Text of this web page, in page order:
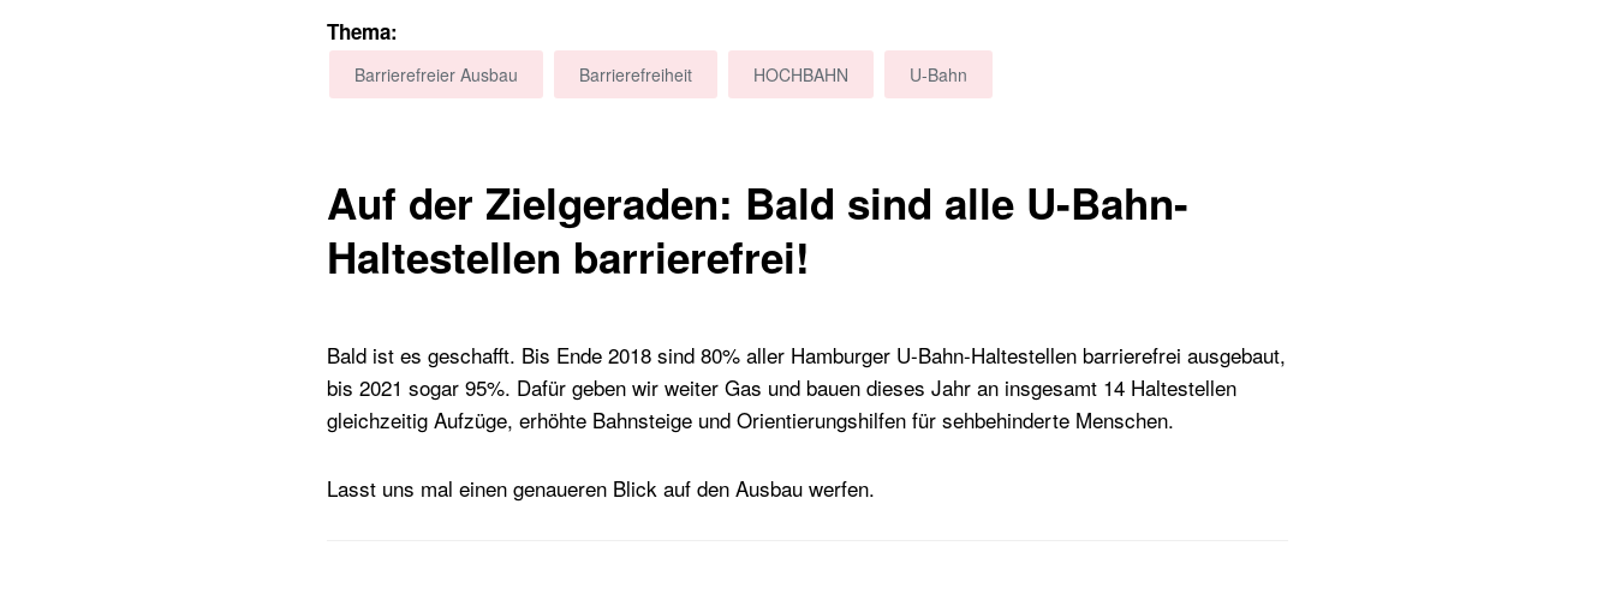
Thema:
Barrierefreier Ausbau Barrierefreiheit HOCHBAHN U-Bahn
Auf der Zielgeraden: Bald sind alle U-Bahn-
Haltestellen barrierefrei!
Bald ist es geschafft. Bis Ende 2018 sind 80% aller Hamburger U-Bahn-Haltestellen barrierefrei ausgebaut,
bis 2021 sogar 95%. Dafür geben wir weiter Gas und bauen dieses Jahr an insgesamt 14 Haltestellen
gleichzeitig Aufzüge, erhöhte Bahnsteige und Orientierungshilfen für sehbehinderte Menschen.
Lasst uns mal einen genaueren Blick auf den Ausbau werfen.